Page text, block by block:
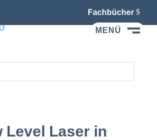
Fachbücher
MENÜ
Level Laser in